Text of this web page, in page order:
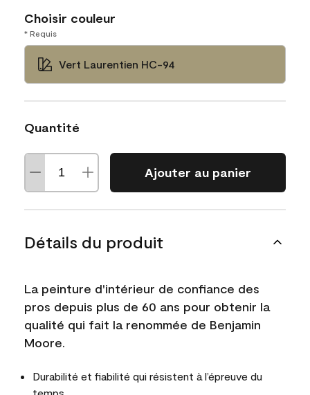
Choisir couleur
* Requis
Vert Laurentien HC-94
Quantité
Ajouter au panier
Détails du produit
La peinture d'intérieur de confiance des
pros depuis plus de 60 ans pour obtenir la
qualité qui fait la renommée de Benjamin
Moore.
Durabilité et fiabilité qui résistent à l’épreuve du
temps